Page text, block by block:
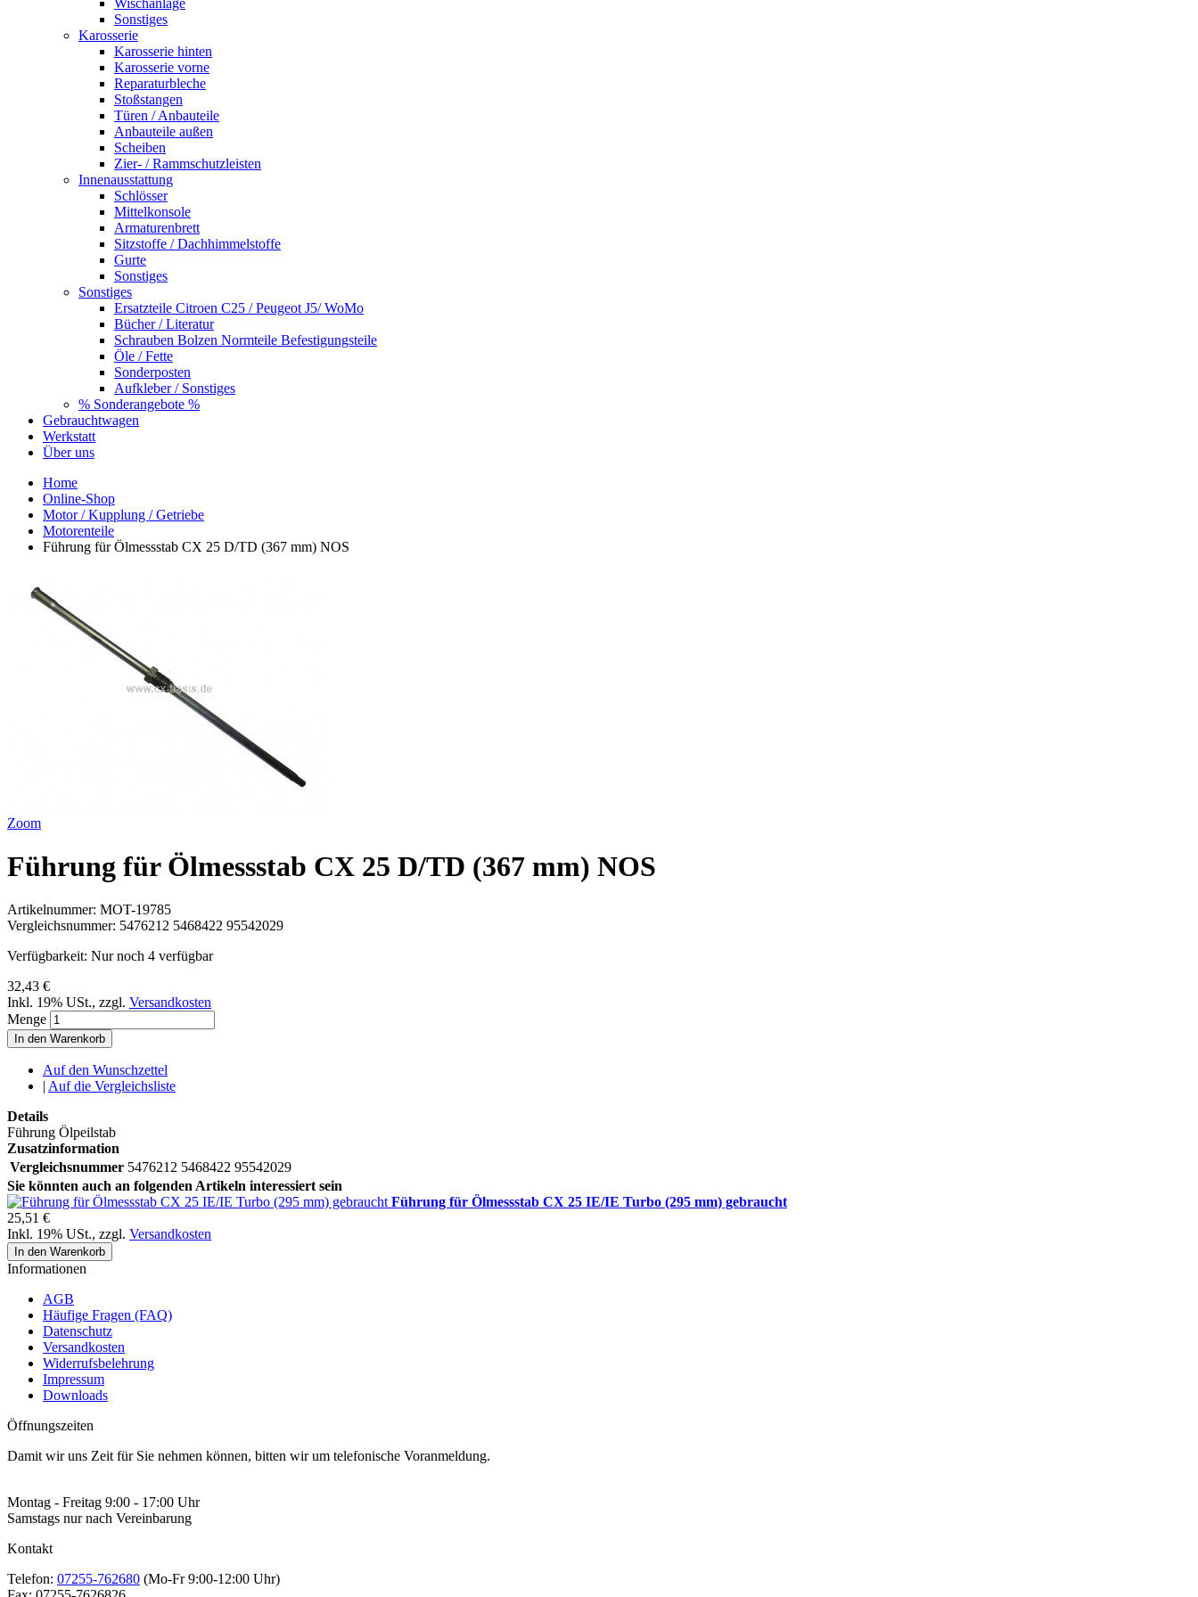
Sonstiges
Karosserie
Karosserie hinten
Karosserie vorne
Reparaturbleche
Stoßstangen
Türen / Anbauteile
Anbauteile außen
Scheiben
Zier- / Rammschutzleisten
Innenausstattung
Schlösser
Mittelkonsole
Armaturenbrett
Sitzstoffe / Dachhimmelstoffe
Gurte
Sonstiges
Sonstiges
Ersatzteile Citroen C25 / Peugeot J5/ WoMo
Bücher / Literatur
Schrauben Bolzen Normteile Befestigungsteile
Öle / Fette
Sonderposten
Aufkleber / Sonstiges
% Sonderangebote %
Gebrauchtwagen
Werkstatt
Über uns
Home
Online-Shop
Motor / Kupplung / Getriebe
Motorenteile
Führung für Ölmessstab CX 25 D/TD (367 mm) NOS
Zoom
Führung für Ölmessstab CX 25 D/TD (367 mm) NOS
Artikelnummer: MOT-19785
Vergleichsnummer: 5476212 5468422 95542029
Verfügbarkeit: Nur noch 4 verfügbar
32,43 €
Inkl. 19% USt., zzgl. Versandkosten
Menge
In den Warenkorb
Auf den Wunschzettel
| Auf die Vergleichsliste
Details
Führung Ölpeilstab
Zusatzinformation
Vergleichsnummer 5476212 5468422 95542029
Sie könnten auch an folgenden Artikeln interessiert sein
Führung für Ölmessstab CX 25 IE/IE Turbo (295 mm) gebraucht
25,51 €
Inkl. 19% USt., zzgl. Versandkosten
In den Warenkorb
Informationen
AGB
Häufige Fragen (FAQ)
Datenschutz
Versandkosten
Widerrufsbelehrung
Impressum
Downloads
Öffnungszeiten
Damit wir uns Zeit für Sie nehmen können, bitten wir um telefonische Voranmeldung.
Montag - Freitag 9:00 - 17:00 Uhr
Samstags nur nach Vereinbarung
Kontakt
Telefon: 07255-762680 (Mo-Fr 9:00-12:00 Uhr)